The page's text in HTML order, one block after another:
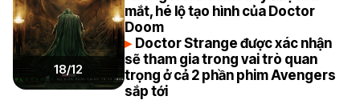
18/12
mắt, hé lộ tạo hình của Doctor
Doom
Doctor Strange được xác nhận
sẽ tham gia trong vai trò quan
trọng ở cả 2 phần phim Avengers
sắp tới